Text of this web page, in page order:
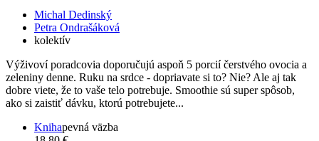
Michal Dedinský
Petra Ondrašáková
kolektív
Výživoví poradcovia doporučujú aspoň 5 porcií čerstvého ovocia a
zeleniny denne. Ruku na srdce - dopriavate si to? Nie? Ale aj tak
dobre viete, že to vaše telo potrebuje. Smoothie sú super spôsob,
ako si zaistiť dávku, ktorú potrebujete...
Knihapevná väzba